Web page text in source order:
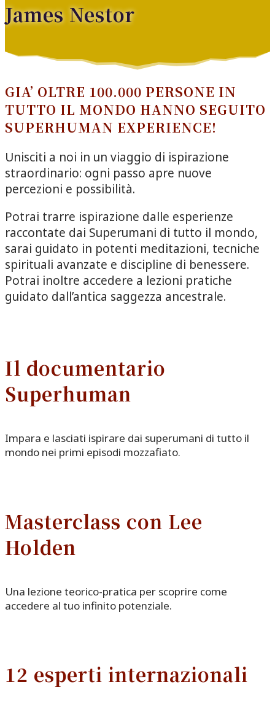
James Nestor
GIA’ OLTRE 100.000 PERSONE IN
TUTTO IL MONDO HANNO SEGUITO
SUPERHUMAN EXPERIENCE!
Unisciti a noi in un viaggio di ispirazione
straordinario: ogni passo apre nuove
percezioni e possibilità.
Potrai trarre ispirazione dalle esperienze
raccontate dai Superumani di tutto il mondo,
sarai guidato in potenti meditazioni, tecniche
spirituali avanzate e discipline di benessere.
Potrai inoltre accedere a lezioni pratiche
guidato dall’antica saggezza ancestrale.
Il documentario
Superhuman
Impara e lasciati ispirare dai superumani di tutto il
mondo nei primi episodi mozzafiato.
Masterclass con Lee
Holden
Una lezione teorico-pratica per scoprire come
accedere al tuo infinito potenziale.
12 esperti internazionali